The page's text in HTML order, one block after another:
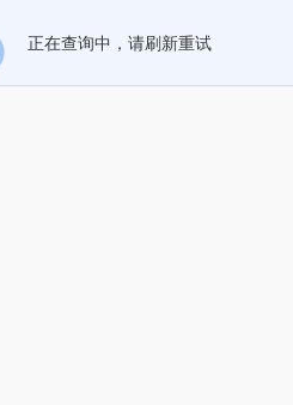
正在查询中，请刷新重试